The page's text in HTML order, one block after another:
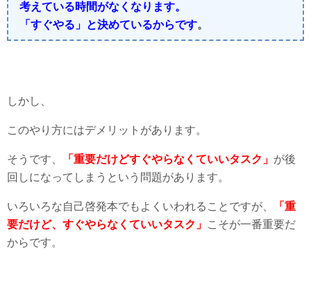
考えている時間がなくなります。
「すぐやる」と決めているからです。
しかし、
このやり方にはデメリットがあります。
そうです、 「重要だけどすぐやらなくていいタスク」 が後
回しになってしまうという問題があります。
いろいろな自己啓発本でもよくいわれることですが、
「重
要だけど、すぐやらなくていいタスク」 こそが一番重要だ
からです。